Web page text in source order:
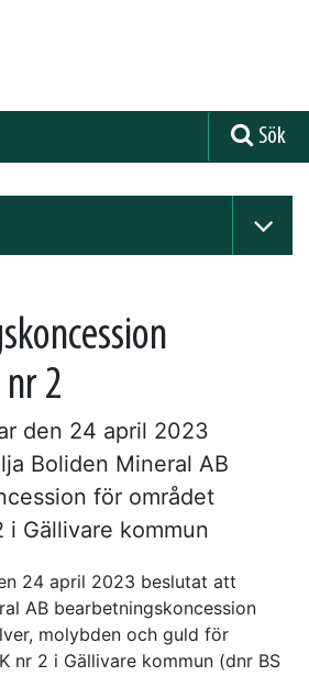
Sök
2
den 24 april 2023
Boliden Mineral AB
för området
i Gällivare kommun
24 april 2023 beslutat att
AB bearbetningskoncession
molybden och guld för
nr 2 i Gällivare kommun (dnr BS